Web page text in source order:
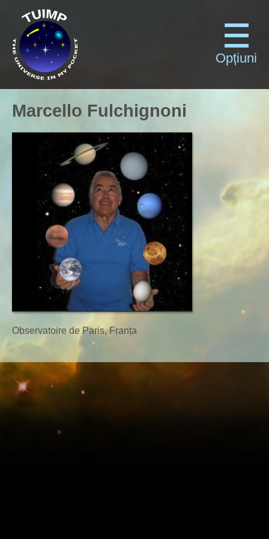
Opțiuni
Marcello Fulchignoni
Observatoire de Paris, Franța